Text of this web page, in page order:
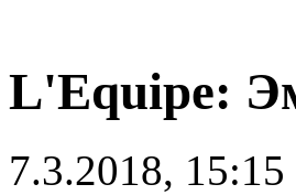
L'Equipe:
7.3.2018, 15:15